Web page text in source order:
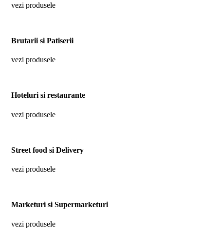
vezi produsele
Brutarii si Patiserii
vezi produsele
Hoteluri si restaurante
vezi produsele
Street food si Delivery
vezi produsele
Marketuri si Supermarketuri
vezi produsele